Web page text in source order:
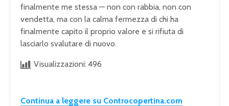
finalmente me stessa — non con rabbia, non con
vendetta, ma con la calma fermezza di chi ha
finalmente capito il proprio valore e si rifiuta di
lasciarlo svalutare di nuovo.
Visualizzazioni: 496
Continua a leggere su Controcopertina.com